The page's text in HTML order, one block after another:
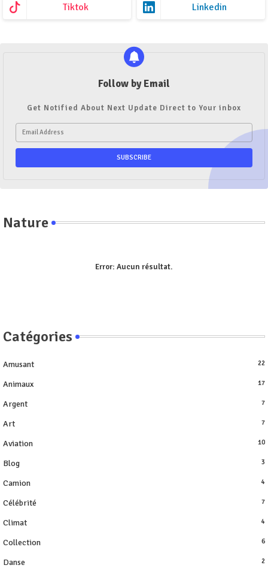
Tiktok Linkedin
Follow by Email
Get Notified About Next Update Direct to Your inbox
Nature
Error: Aucun résultat.
Catégories
Amusant 22
Animaux 17
Argent 7
Art 7
Aviation 10
Blog 3
Camion 4
Célébrité 7
Climat 4
Collection 6
Danse 2